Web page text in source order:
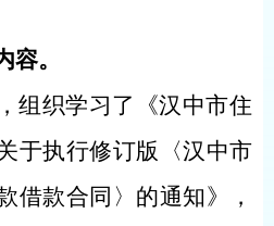
。
组织学习了
《汉中市住
于执行修订版〈汉中市
借款合同〉的通知》
，